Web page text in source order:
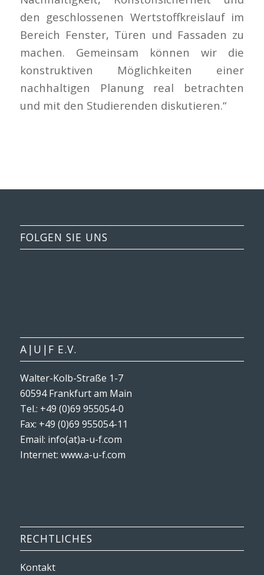
den geschlossenen Wertstoffkreislauf im
Bereich Fenster, Türen und Fassaden zu
machen. Gemeinsam können wir die
konstruktiven Möglichkeiten einer
nachhaltigen Planung real betrachten
und mit den Studierenden diskutieren.“
FOLGEN SIE UNS
A|U|F E.V.
Walter-Kolb-Straße 1-7
60594 Frankfurt am Main
Tel.: +49 (0)69 955054-0
Fax: +49 (0)69 955054-11
Email: info(at)a-u-f.com
Internet: www.a-u-f.com
RECHTLICHES
Kontakt